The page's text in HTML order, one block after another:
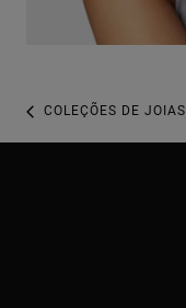
COLEÇÕES DE JOIAS